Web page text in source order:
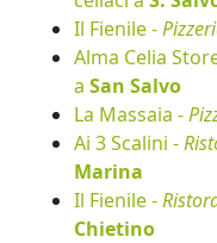
Il Fienile -
Alma Celia
a San Salvo
La Massaia -
Ai 3 Scalini -
Marina
Il Fienile -
Chietino